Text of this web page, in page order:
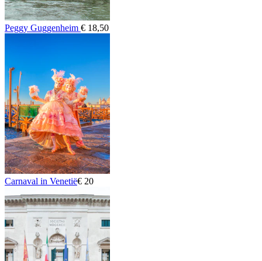
Peggy Guggenheim € 18,50
Carnaval in Venetië€ 20